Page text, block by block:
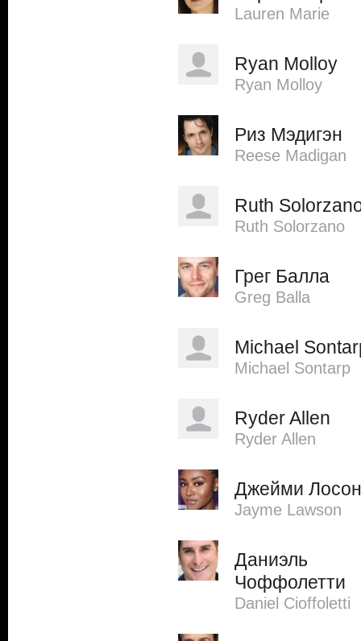
Lauren Marie
Ryan Molloy
Ryan Molloy
Риз Мэдигэн
Reese Madigan
Ruth
Ruth Solorzano
Грег Балла
Greg Balla
Michael
Michael Sontarp
Ryder Allen
Ryder Allen
Джейми Лосон
Jayme Lawson
Даниэль
Чоффолетти
Daniel Cioffoletti